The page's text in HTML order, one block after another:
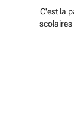
C'est la
scolaires